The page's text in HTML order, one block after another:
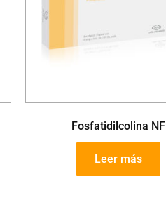
Fosfatidilcolina NF
Leer más